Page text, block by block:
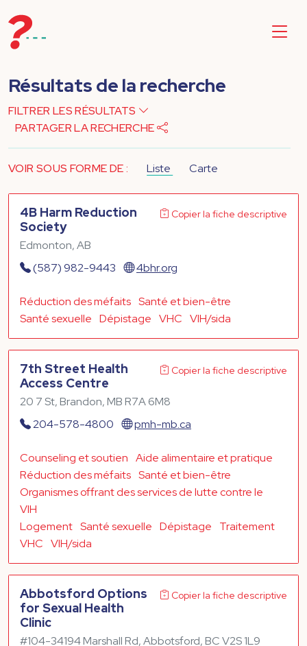
Résultats de la recherche
FILTRER LES RÉSULTATS
PARTAGER LA RECHERCHE
VOIR SOUS FORME DE : Liste Carte
4B Harm Reduction
Society
Copier la fiche descriptive
Edmonton, AB
(587) 982-9443
4bhr.org
Réduction des méfaits Santé et bien-être
Santé sexuelle Dépistage VHC VIH/sida
7th Street Health
Access Centre
Copier la fiche descriptive
20 7 St, Brandon, MB R7A 6M8
204-578-4800
pmh-mb.ca
Counseling et soutien Aide alimentaire et pratique
Réduction des méfaits Santé et bien-être
Organismes offrant des services de lutte contre le
VIH
Logement Santé sexuelle Dépistage
Traitement
VHC VIH/sida
Abbotsford Options
for Sexual Health
Clinic
Copier la fiche descriptive
#104-34194 Marshall Rd, Abbotsford, BC V2S 1L9